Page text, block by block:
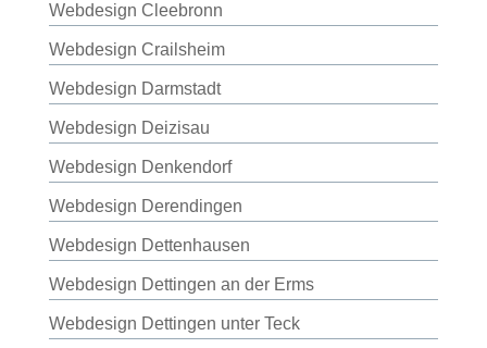
Webdesign Cleebronn
Webdesign Crailsheim
Webdesign Darmstadt
Webdesign Deizisau
Webdesign Denkendorf
Webdesign Derendingen
Webdesign Dettenhausen
Webdesign Dettingen an der Erms
Webdesign Dettingen unter Teck